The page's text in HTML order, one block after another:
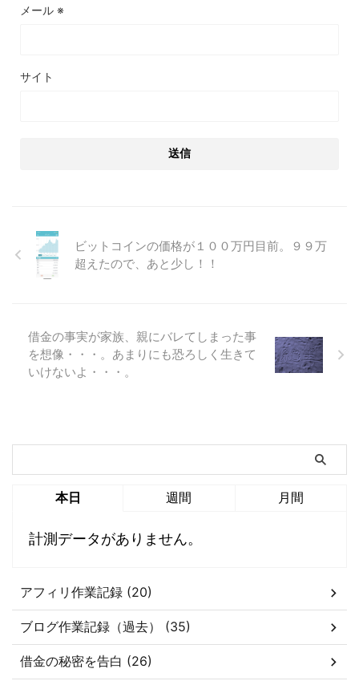
メール ※
サイト
ビットコインの価格が１００万円目前。９９万
超えたので、あと少し！！
借金の事実が家族、親にバレてしまった事
を想像・・・。あまりにも恐ろしく生きて
いけないよ・・・。
本日 週間 月間
計測データがありません。
アフィリ作業記録 (20)
ブログ作業記録（過去） (35)
借金の秘密を告白 (26)